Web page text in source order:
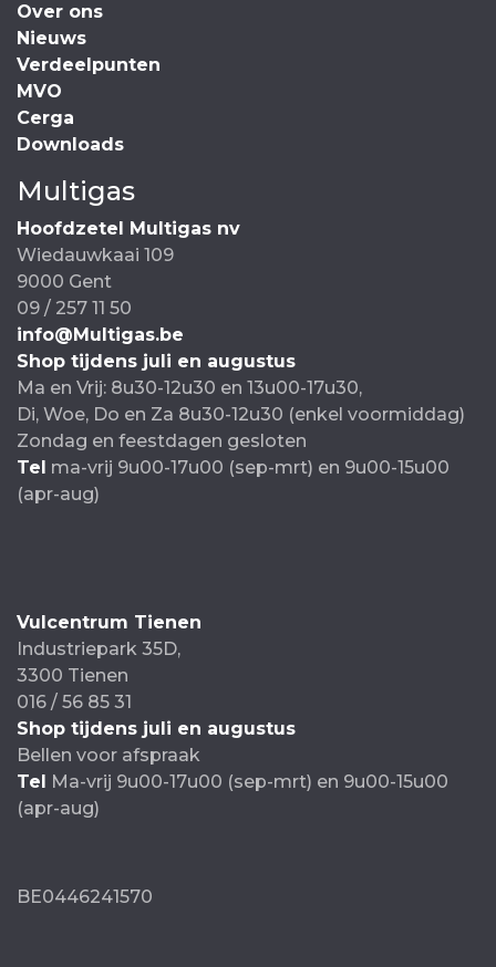
Over ons
Nieuws
Verdeelpunten
MVO
Cerga
Downloads
Multigas
Hoofdzetel Multigas nv
Wiedauwkaai 109
9000 Gent
09 / 257 11 50
info@Multigas.be
Shop tijdens juli en augustus
Ma en Vrij: 8u30-12u30 en 13u00-17u30,
Di, Woe, Do en Za 8u30-12u30 (enkel voormiddag)
Zondag en feestdagen gesloten
Tel ma-vrij 9u00-17u00 (sep-mrt) en 9u00-15u00
(apr-aug)
Vulcentrum Tienen
Industriepark 35D,
3300 Tienen
016 / 56 85 31
Shop tijdens juli en augustus
Bellen voor afspraak
Tel
Ma-vrij 9u00-17u00 (sep-mrt) en 9u00-15u00
(apr-aug)
BE0446241570